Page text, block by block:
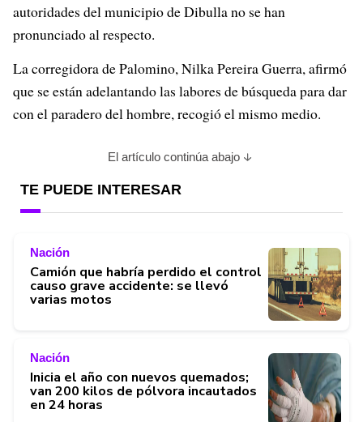
autoridades del municipio de Dibulla no se han
pronunciado al respecto.
La corregidora de Palomino, Nilka Pereira Guerra, afirmó
que se están adelantando las labores de búsqueda para dar
con el paradero del hombre, recogió el mismo medio.
El artículo continúa abajo
TE PUEDE INTERESAR
Nación
Camión que habría perdido el control
causo grave accidente: se llevó
varias motos
Nación
Inicia el año con nuevos quemados;
van 200 kilos de pólvora incautados
en 24 horas